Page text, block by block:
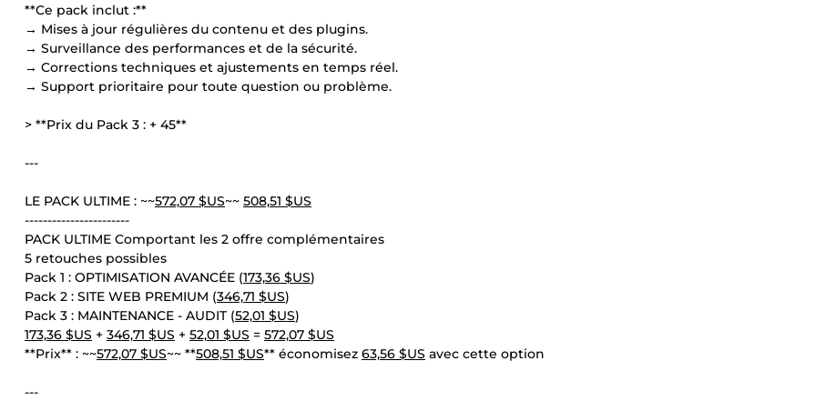
**Ce pack inclut :**
→ Mises à jour régulières du contenu et des plugins.
→ Surveillance des performances et de la sécurité.
→ Corrections techniques et ajustements en temps réel.
→ Support prioritaire pour toute question ou problème.
> **Prix du Pack 3 : + 45**
---
LE PACK ULTIME : ~~572,07 $US~~ 508,51 $US
-----------------------
PACK ULTIME Comportant les 2 offre complémentaires
5 retouches possibles
Pack 1 : OPTIMISATION AVANCÉE (173,36 $US)
Pack 2 : SITE WEB PREMIUM (346,71 $US)
Pack 3 : MAINTENANCE - AUDIT (52,01 $US)
173,36 $US + 346,71 $US + 52,01 $US = 572,07 $US
**Prix** : ~~572,07 $US~~ **508,51 $US** économisez 63,56 $US avec cette option
---